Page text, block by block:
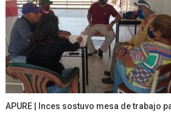
APURE | Inces sostuvo mesa de trabajo